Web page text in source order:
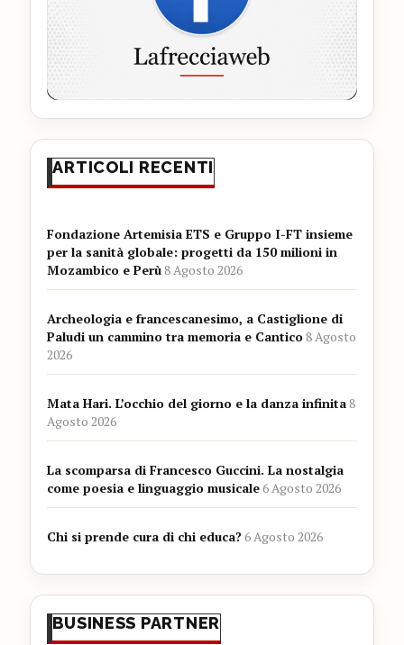
ARTICOLI RECENTI
Fondazione Artemisia ETS e Gruppo I-FT insieme
per la sanità globale: progetti da 150 milioni in
Mozambico e Perù8 Agosto 2026
Archeologia e francescanesimo, a Castiglione di
Paludi un cammino tra memoria e Cantico8 Agosto
2026
Mata Hari. L’occhio del giorno e la danza infinita8
Agosto 2026
La scomparsa di Francesco Guccini. La nostalgia
come poesia e linguaggio musicale6 Agosto 2026
Chi si prende cura di chi educa?6 Agosto 2026
BUSINESS PARTNER